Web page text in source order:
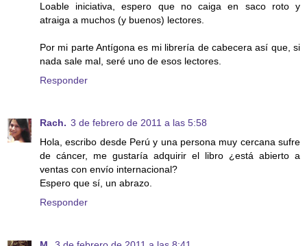
Loable iniciativa, espero que no caiga en saco roto y
atraiga a muchos (y buenos) lectores.
Por mi parte Antígona es mi librería de cabecera así que, si
nada sale mal, seré uno de esos lectores.
Responder
Rach. 3 de febrero de 2011 a las 5:58
Hola, escribo desde Perú y una persona muy cercana sufre
de cáncer, me gustaría adquirir el libro ¿está abierto a
ventas con envío internacional?
Espero que sí, un abrazo.
Responder